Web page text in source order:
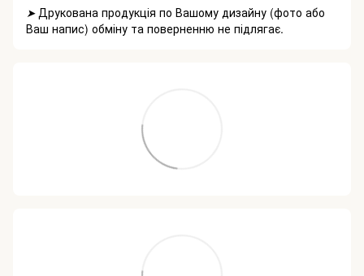
➤Друкована продукція по Вашому дизайну (фото або
Ваш напис) обміну та поверненню не підлягає.